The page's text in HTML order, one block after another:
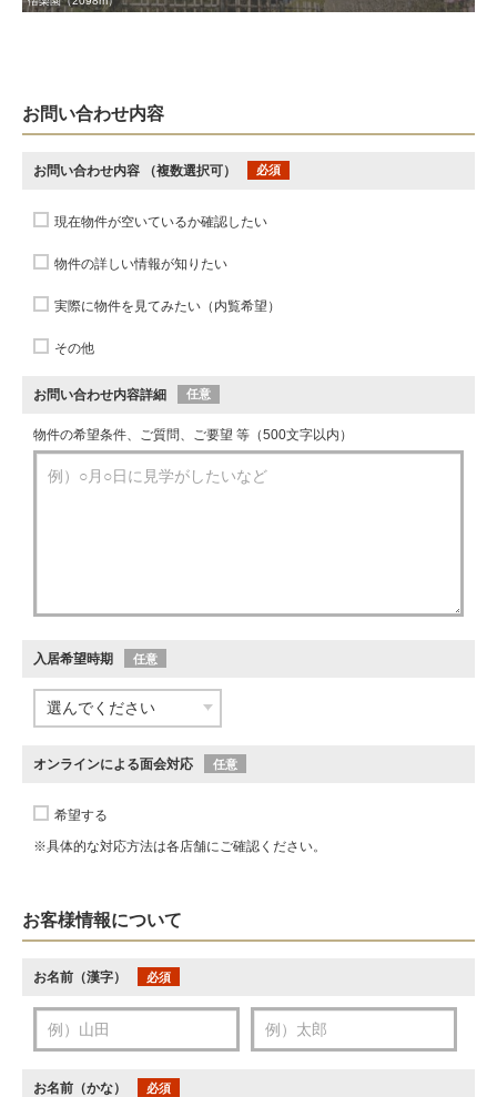
お問い合わせ内容
お問い合わせ内容 （複数選択可） 必須
現在物件が空いているか確認したい
物件の詳しい情報が知りたい
実際に物件を見てみたい（内覧希望）
その他
お問い合わせ内容詳細 任意
物件の希望条件、ご質問、ご要望 等（500文字以内）
入居希望時期 任意
オンラインによる面会対応 任意
希望する
※具体的な対応方法は各店舗にご確認ください。
お客様情報について
お名前（漢字） 必須
お名前（かな） 必須